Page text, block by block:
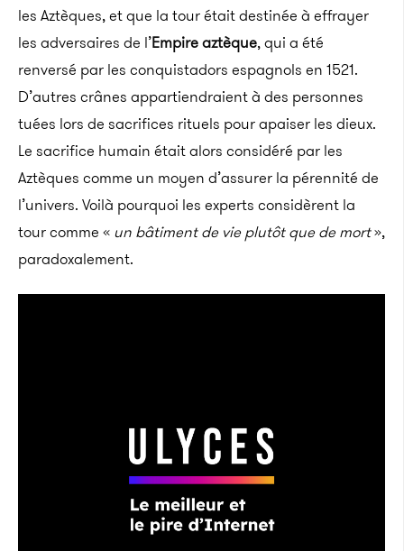
les Aztèques, et que la tour était destinée à effrayer
les adversaires de l’Empire aztèque, qui a été
renversé par les conquistadors espagnols en 1521.
D’autres crânes appartiendraient à des personnes
tuées lors de sacrifices rituels pour apaiser les dieux.
Le sacrifice humain était alors considéré par les
Aztèques comme un moyen d’assurer la pérennité de
l’univers. Voilà pourquoi les experts considèrent la
tour comme « un bâtiment de vie plutôt que de mort»,
paradoxalement.